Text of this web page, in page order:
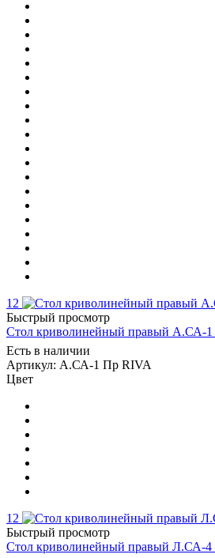
12
Быстрый просмотр
Стол криволинейный правый А.СА-
Есть в наличии
Артикул: А.СА-1 Пр RIVA
Цвет
12
Быстрый просмотр
Стол криволинейный правый Л.СА-4